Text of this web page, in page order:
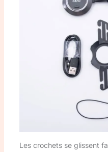
Les crochets se glissent